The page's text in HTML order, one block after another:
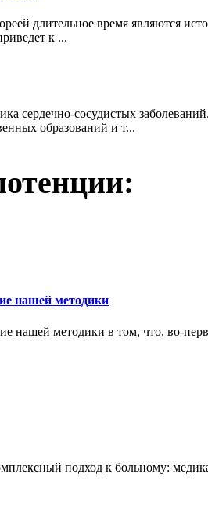
длительное время являются
к ...
сердечно-сосудистых
образований и т...
нашей методики
нашей методики в том, что, во-
подход к больному: